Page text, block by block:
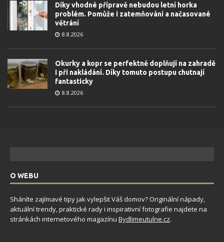
Díky vhodné přípravě nebudou letní horka
problém. Pomůže i zatemňování a načasované
větrání
8.8.2026
Okurky a kopr se perfektně doplňují na zahradě
i při nakládání. Díky tomuto postupu chutnají
fantasticky
8.8.2026
O WEBU
Sháníte zajímavé tipy jak vylepšit Váš domov? Originální nápady,
aktuální trendy, praktické rady i inspirativní fotografie najdete na
stránkách internetového magazínu Bydlimeutulne.cz.